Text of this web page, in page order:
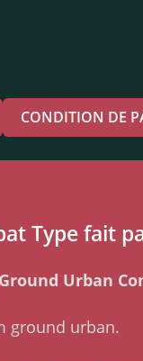
CONDITION DE
Type fait
Urban
ground urban.